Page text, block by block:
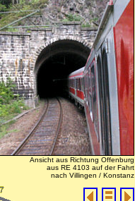
Ansicht aus Richtung Offenburg
aus RE 4103 auf der Fahrt
nach Villingen / Konstanz